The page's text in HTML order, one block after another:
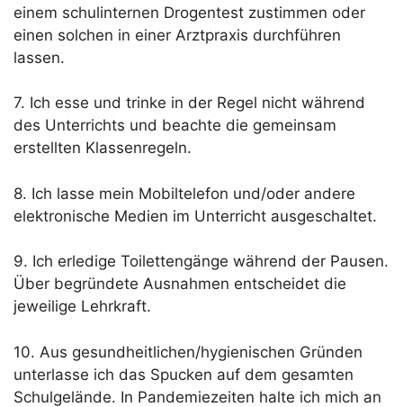
einem schul­in­ter­nen Dro­gen­test zustim­men oder
einen sol­chen in einer Arzt­pra­xis durch­füh­ren
lassen.
7. Ich esse und trin­ke in der Regel nicht wäh­rend
des Unter­richts und beach­te die gemein­sam
erstell­ten Klassenregeln.
8. Ich las­se mein Mobil­te­le­fon und/oder ande­re
elek­tro­ni­sche Medi­en im Unter­richt ausgeschaltet.
9. Ich erle­di­ge Toi­let­ten­gän­ge wäh­rend der Pau­sen.
Über begrün­de­te Aus­nah­men ent­schei­det die
jewei­li­ge Lehrkraft.
10. Aus gesundheitlichen/hygienischen Grün­den
unter­las­se ich das Spu­cken auf dem gesam­ten
Schul­ge­län­de. In Pan­de­mie­zei­ten hal­te ich mich an